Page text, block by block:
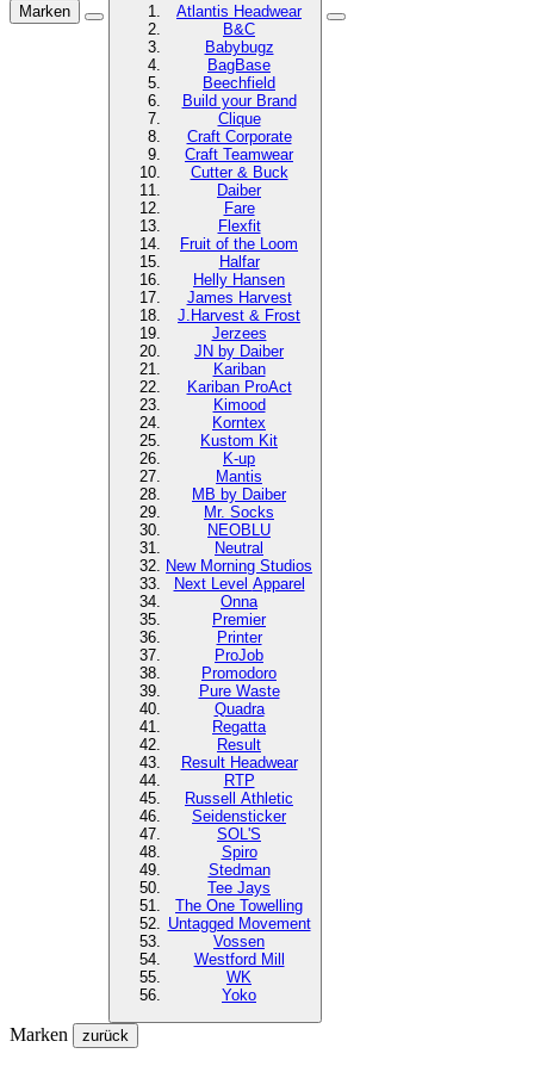
Marken
Atlantis Headwear
B&C
Babybugz
BagBase
Beechfield
Build your Brand
Clique
Craft Corporate
Craft Teamwear
Cutter & Buck
Daiber
Fare
Flexfit
Fruit of the Loom
Halfar
Helly Hansen
James Harvest
J.Harvest & Frost
Jerzees
JN by Daiber
Kariban
Kariban ProAct
Kimood
Korntex
Kustom Kit
K-up
Mantis
MB by Daiber
Mr. Socks
NEOBLU
Neutral
New Morning Studios
Next Level Apparel
Onna
Premier
Printer
ProJob
Promodoro
Pure Waste
Quadra
Regatta
Result
Result Headwear
RTP
Russell Athletic
Seidensticker
SOL'S
Spiro
Stedman
Tee Jays
The One Towelling
Untagged Movement
Vossen
Westford Mill
WK
Yoko
Marken zurück